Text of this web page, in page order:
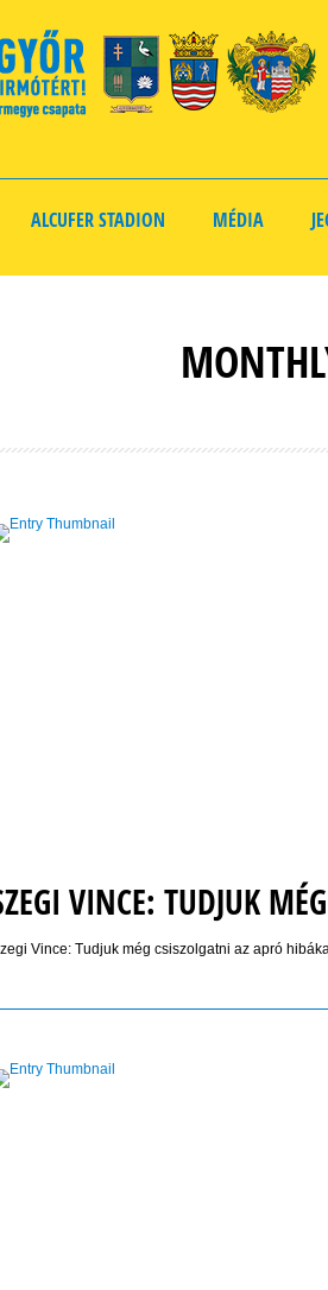
ALCUFER STADION MÉDIA
VINCE: TUDJUK
Vince: Tudjuk még csiszolgatni az apró